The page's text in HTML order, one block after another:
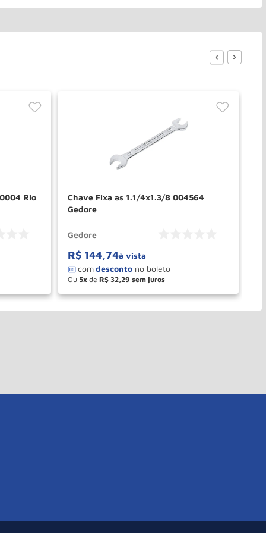
Rio
Chave Fixa as 1.1/4x1.3/8 004564
Gedore
Gedore
R$ 144,74à vista
Ou 5 de R$ 32,29
＋
－ COMPRAR